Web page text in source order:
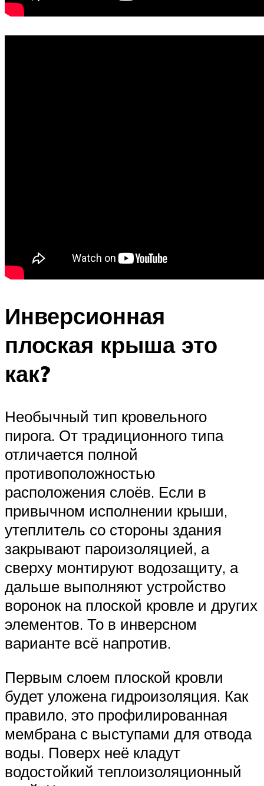
Инверсионная
плоская крыша это
как?
Необычный тип кровельного
пирога. От традиционного типа
отличается полной
противоположностью
расположения слоёв. Если в
привычном исполнении крыши,
утеплитель со стороны здания
закрывают пароизоляцией, а
сверху монтируют водозащиту, а
дальше выполняют устройство
воронок на плоской кровле и других
элементов. То в инверсном
варианте всё напротив.
Первым слоем плоской кровли
будет уложена гидроизоляция. Как
правило, это профилированная
мембрана с выступами для отвода
воды. Поверх неё кладут
водостойкий теплоизоляционный